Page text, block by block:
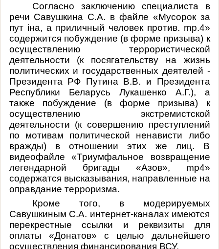
Согласно заключению специалиста в
речи Савушкина С.А. в файле «Мусорок за
пут iна, а приличный человек против. mp.4»
содержится побуждение (в форме призыва) к
осуществлению террористической
деятельности (к посягательству на жизнь
политических и государственных деятелей -
Президента РФ Путина В.В. и Президента
Республики Беларусь Лукашенко А.Г.), а
также побуждение (в форме призыва) к
осуществлению экстремистской
деятельности (к совершению преступлений
по мотивам политической ненависти либо
вражды) в отношении этих же лиц. В
видеофайле «Триумфальное возвращение
легендарной бригады «Азов», mp4»
содержатся высказывания, направленные на
оправдание терроризма.
Кроме того, в модерируемых
Савушкиным С.А. интернет-каналах имеются
перекрестные ссылки и реквизиты для
оплаты «Донатов» с целью дальнейшего
осуществления финансирования ВСУ.